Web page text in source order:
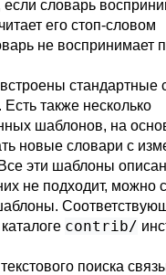
если словарь
его стоп-словом
не воспринимает
встроены стандартные
также несколько
шаблонов, на
новые словари с
эти шаблоны
не подходит, можно
contrib/
поиска